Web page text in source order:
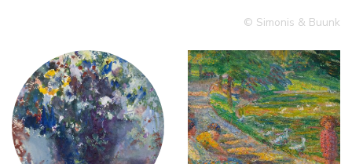
© Simonis & Buunk